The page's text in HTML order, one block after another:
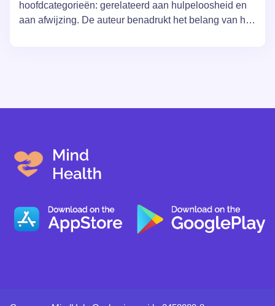
hoofdcategorieën: gerelateerd aan hulpeloosheid en
aan afwijzing. De auteur benadrukt het belang van het